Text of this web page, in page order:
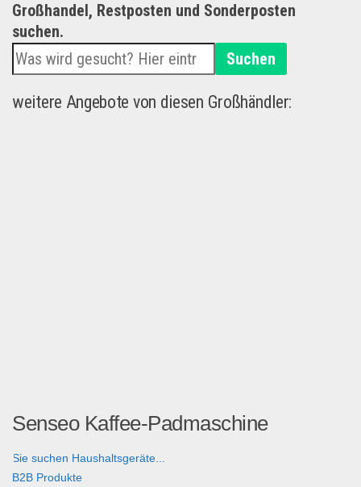
Großhandel, Restposten und Sonderposten
suchen.
Suchen
weitere Angebote von diesen Großhändler:
Senseo Kaffee-Padmaschine
Sie suchen Haushaltsgeräte...
B2B Produkte